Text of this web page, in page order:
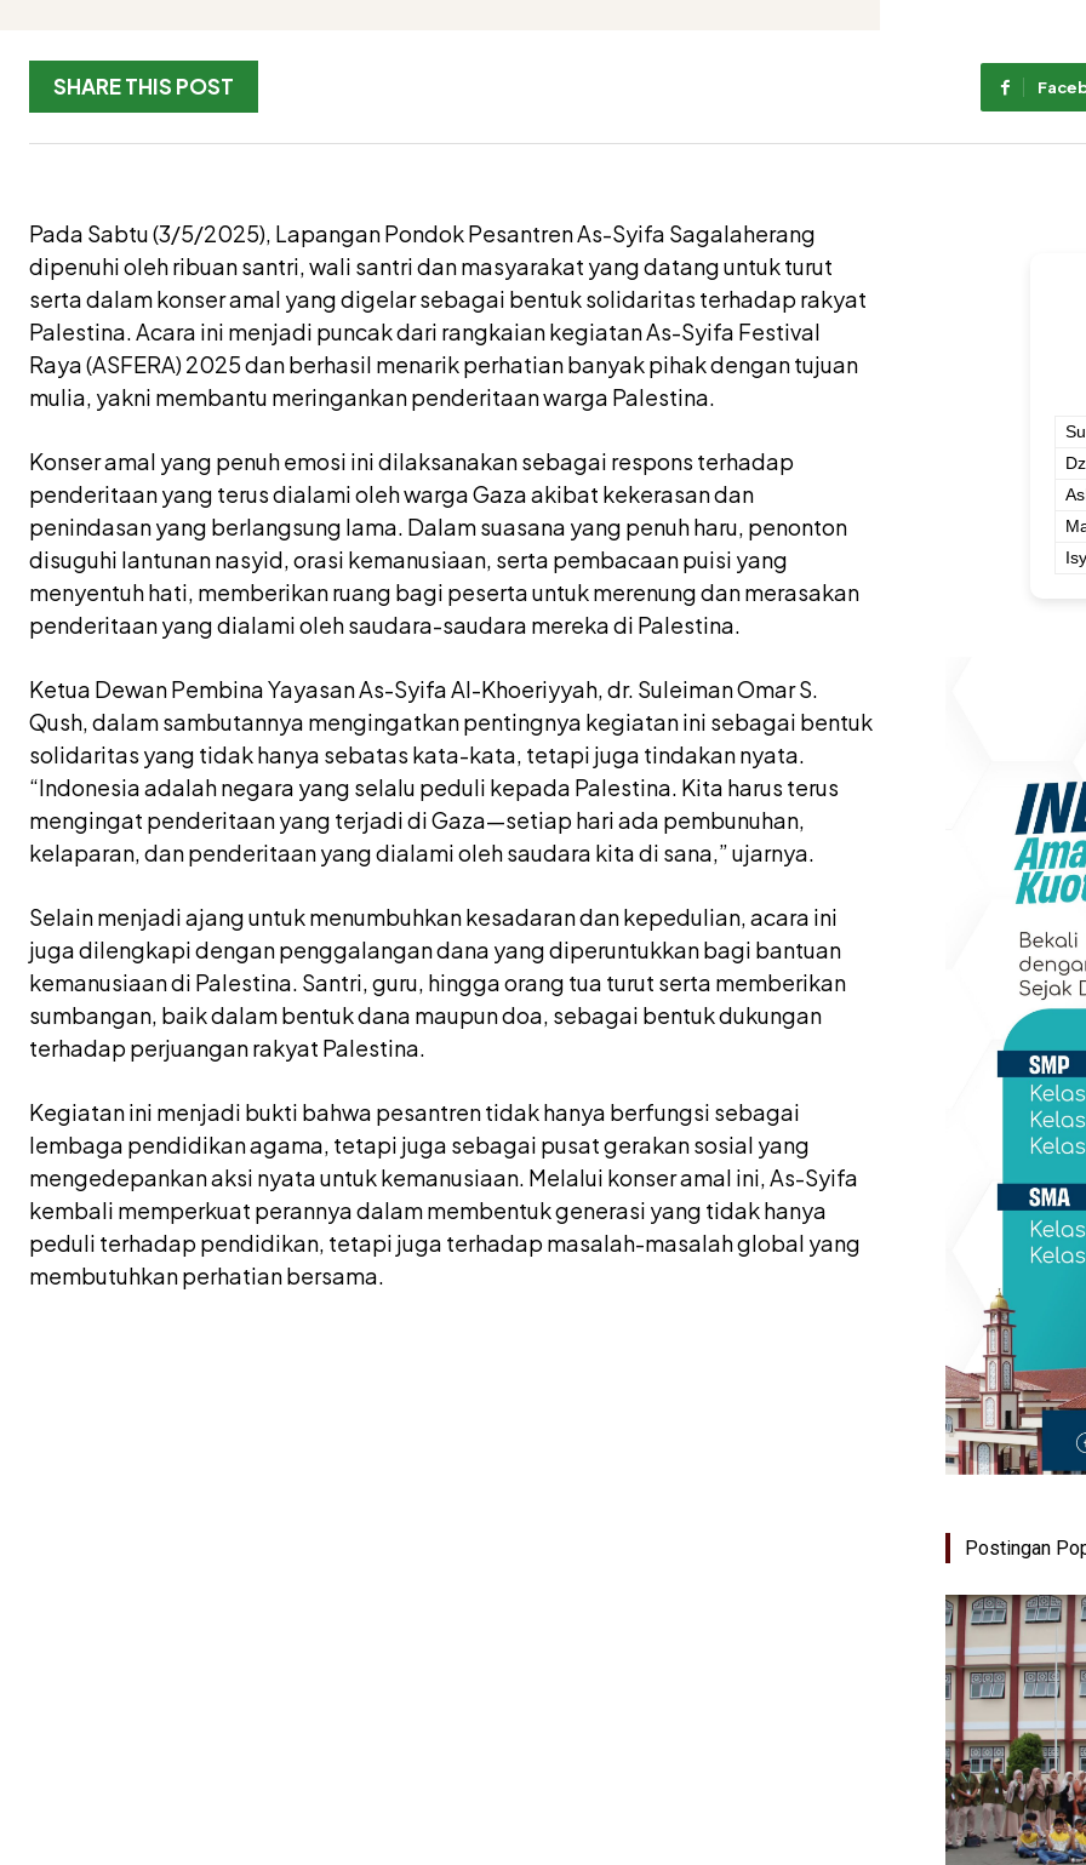
SHARE THIS POST
Pada Sabtu (3/5/2025), Lapangan Pondok Pesantren As-Syifa Sagalaherang
dipenuhi oleh ribuan santri, wali santri dan masyarakat yang datang untuk turut
serta dalam konser amal yang digelar sebagai bentuk solidaritas terhadap rakyat
Palestina. Acara ini menjadi puncak dari rangkaian kegiatan As-Syifa Festival
Raya (ASFERA) 2025 dan berhasil menarik perhatian banyak pihak dengan tujuan
mulia, yakni membantu meringankan penderitaan warga Palestina.
Konser amal yang penuh emosi ini dilaksanakan sebagai respons terhadap
penderitaan yang terus dialami oleh warga Gaza akibat kekerasan dan
penindasan yang berlangsung lama. Dalam suasana yang penuh haru, penonton
disuguhi lantunan nasyid, orasi kemanusiaan, serta pembacaan puisi yang
menyentuh hati, memberikan ruang bagi peserta untuk merenung dan merasakan
penderitaan yang dialami oleh saudara-saudara mereka di Palestina.
Ketua Dewan Pembina Yayasan As-Syifa Al-Khoeriyyah, dr. Suleiman Omar S.
Qush, dalam sambutannya mengingatkan pentingnya kegiatan ini sebagai bentuk
solidaritas yang tidak hanya sebatas kata-kata, tetapi juga tindakan nyata.
“Indonesia adalah negara yang selalu peduli kepada Palestina. Kita harus terus
mengingat penderitaan yang terjadi di Gaza—setiap hari ada pembunuhan,
kelaparan, dan penderitaan yang dialami oleh saudara kita di sana,” ujarnya.
Selain menjadi ajang untuk menumbuhkan kesadaran dan kepedulian, acara ini
juga dilengkapi dengan penggalangan dana yang diperuntukkan bagi bantuan
kemanusiaan di Palestina. Santri, guru, hingga orang tua turut serta memberikan
sumbangan, baik dalam bentuk dana maupun doa, sebagai bentuk dukungan
terhadap perjuangan rakyat Palestina.
Kegiatan ini menjadi bukti bahwa pesantren tidak hanya berfungsi sebagai
lembaga pendidikan agama, tetapi juga sebagai pusat gerakan sosial yang
mengedepankan aksi nyata untuk kemanusiaan. Melalui konser amal ini, As-Syifa
kembali memperkuat perannya dalam membentuk generasi yang tidak hanya
peduli terhadap pendidikan, tetapi juga terhadap masalah-masalah global yang
membutuhkan perhatian bersama.
Postingan